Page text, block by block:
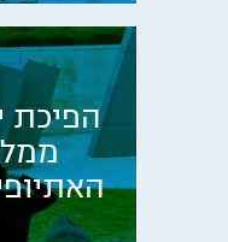
הפיכת